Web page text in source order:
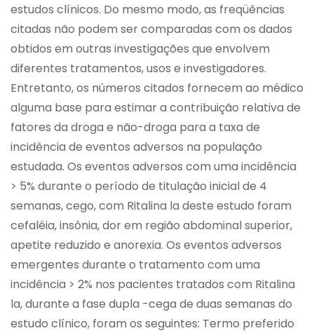
estudos clínicos. Do mesmo modo, as freqüências
citadas não podem ser comparadas com os dados
obtidos em outras investigações que envolvem
diferentes tratamentos, usos e investigadores.
Entretanto, os números citados fornecem ao médico
alguma base para estimar a contribuição relativa de
fatores da droga e não-droga para a taxa de
incidência de eventos adversos na população
estudada. Os eventos adversos com uma incidência
> 5% durante o período de titulação inicial de 4
semanas, cego, com Ritalina la deste estudo foram
cefaléia, insônia, dor em região abdominal superior,
apetite reduzido e anorexia. Os eventos adversos
emergentes durante o tratamento com uma
incidência > 2% nos pacientes tratados com Ritalina
la, durante a fase dupla -cega de duas semanas do
estudo clínico, foram os seguintes: Termo preferido